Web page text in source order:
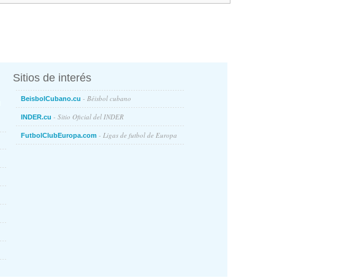
Sitios de interés
BeisbolCubano.cu - Béisbol cubano
INDER.cu - Sitio Oficial del INDER
FutbolClubEuropa.com - Ligas de futbol de Europa